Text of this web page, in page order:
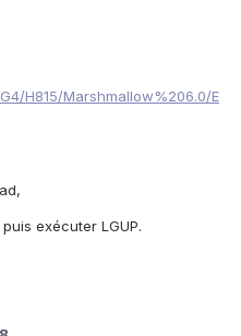
H815/Marshmallow%206.0/E
exécuter LGUP.